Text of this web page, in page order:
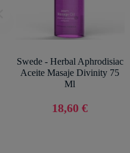
Swede - Herbal Aphrodisiac
Aceite Masaje Divinity 75
Ml
18,60 €